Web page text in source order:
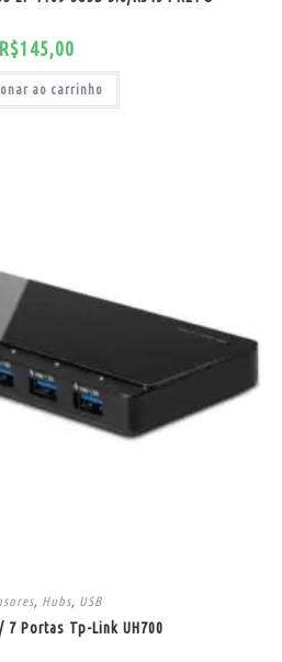
R$145,00
ao carrinho
, Hubs, USB
7 Portas Tp-Link UH700